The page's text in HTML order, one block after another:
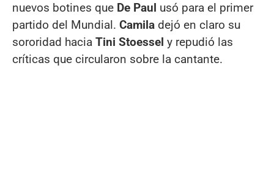
nuevos botines que De Paul usó para el primer
partido del Mundial. Camila dejó en claro su
sororidad hacia Tini Stoessel y repudió las
críticas que circularon sobre la cantante.